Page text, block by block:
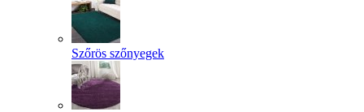
Szőrös szőnyegek